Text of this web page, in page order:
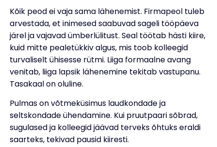
Kõik peod ei vaja sama lähenemist. Firmapeol tuleb
arvestada, et inimesed saabuvad sageli tööpäeva
järel ja vajavad ümberlülitust. Seal töötab hästi kiire,
kuid mitte pealetükkiv algus, mis toob kolleegid
turvaliselt ühisesse rütmi. Liiga formaalne avang
venitab, liiga lapsik lähenemine tekitab vastupanu.
Tasakaal on oluline.
Pulmas on võtmeküsimus laudkondade ja
seltskondade ühendamine. Kui pruutpaari sõbrad,
sugulased ja kolleegid jäävad terveks õhtuks eraldi
saarteks, tekivad pausid kiiresti.